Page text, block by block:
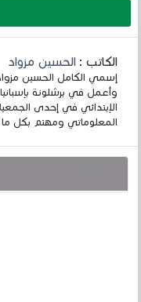
الكاتب :الحسين مزواد
وأعمل في برشلونة
الإبتدائي في إحدى
المعلوماتي ومهتم بكل